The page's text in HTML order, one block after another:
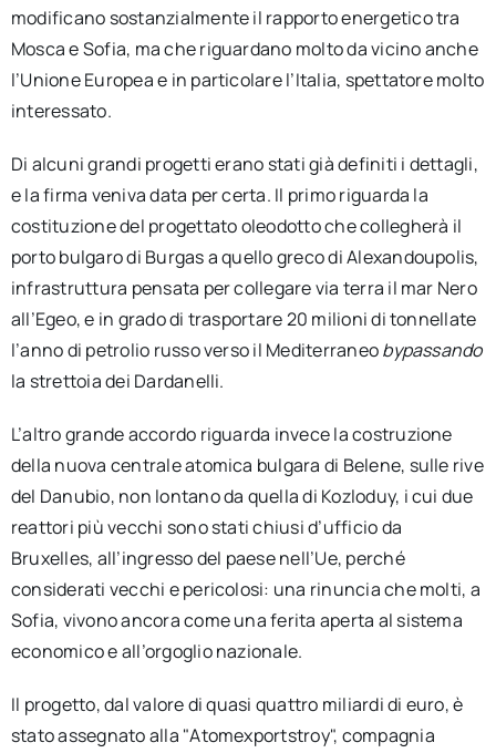
modificano sostanzialmente il rapporto energetico tra
Mosca e Sofia, ma che riguardano molto da vicino anche
l’Unione Europea e in particolare l’Italia, spettatore molto
interessato.
Di alcuni grandi progetti erano stati già definiti i dettagli,
e la firma veniva data per certa. Il primo riguarda la
costituzione del progettato oleodotto che collegherà il
porto bulgaro di Burgas a quello greco di Alexandoupolis,
infrastruttura pensata per collegare via terra il mar Nero
all’Egeo, e in grado di trasportare 20 milioni di tonnellate
l’anno di petrolio russo verso il Mediterraneobypassando
la strettoia dei Dardanelli.
L’altro grande accordo riguarda invece la costruzione
della nuova centrale atomica bulgara di Belene, sulle rive
del Danubio, non lontano da quella di Kozloduy, i cui due
reattori più vecchi sono stati chiusi d’ufficio da
Bruxelles, all’ingresso del paese nell’Ue, perché
considerati vecchi e pericolosi: una rinuncia che molti, a
Sofia, vivono ancora come una ferita aperta al sistema
economico e all’orgoglio nazionale.
Il progetto, dal valore di quasi quattro miliardi di euro, è
stato assegnato alla "Atomexportstroy", compagnia